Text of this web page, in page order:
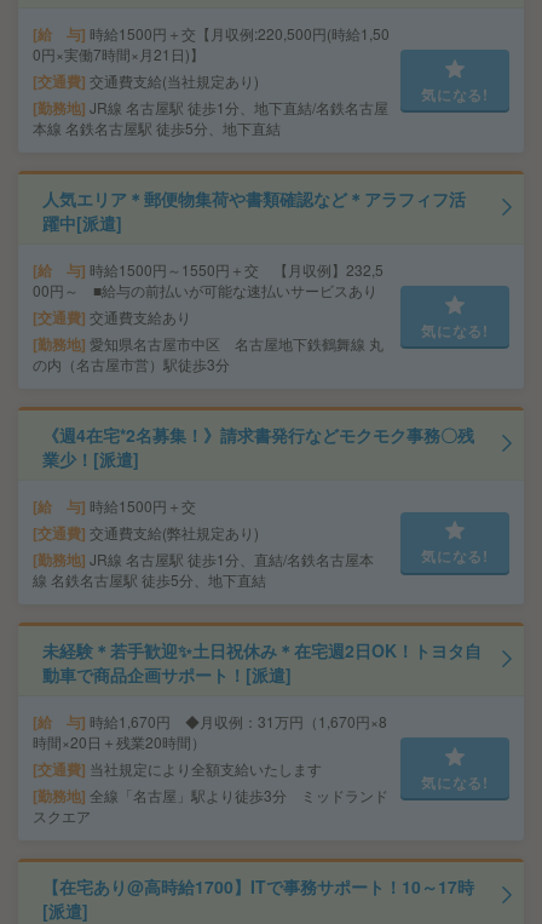
給 与 時給1500円＋交【月収例:220,500円(時給1,50
0円×実働7時間×月21日)】
交通費 交通費支給(当社規定あり)
勤務地 JR線 名古屋駅 徒歩1分、地下直結/名鉄名古屋
本線 名鉄名古屋駅 徒歩5分、地下直結
気になる!
人気エリア＊郵便物集荷や書類確認など＊アラフィフ活
躍中[派遣]
給 与 時給1500円～1550円＋交 【月収例】232,5
00円～ ■給与の前払いが可能な速払いサービスあり
交通費 交通費支給あり
勤務地 愛知県名古屋市中区 名古屋地下鉄鶴舞線 丸
の内（名古屋市営）駅徒歩3分
気になる!
《週4在宅*2名募集！》請求書発行などモクモク事務〇残
業少！[派遣]
給 与 時給1500円＋交
交通費 交通費支給(弊社規定あり)
勤務地 JR線 名古屋駅 徒歩1分、直結/名鉄名古屋本
線 名鉄名古屋駅 徒歩5分、地下直結
気になる!
未経験＊若手歓迎✨土日祝休み＊在宅週2日OK！トヨタ自
動車で商品企画サポート！[派遣]
給 与 時給1,670円 ◆月収例：31万円（1,670円×8
時間×20日＋残業20時間）
交通費 当社規定により全額支給いたします
勤務地 全線「名古屋」駅より徒歩3分 ミッドランド
スクエア
気になる!
【在宅あり@高時給1700】ITで事務サポート！10～17時
[派遣]